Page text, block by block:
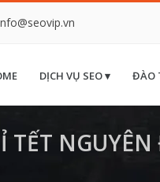
DỊCH VỤ SEO ▾ ĐÀO
TẾT